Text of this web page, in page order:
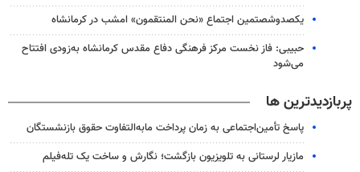
یکصدوشصتمین اجتماع «نحن المنتقمون» امشب در کرمانشاه
حبیبی: فاز نخست مرکز فرهنگی دفاع مقدس کرمانشاه به‌زودی افتتاح
می‌شود
پربازدیدترین ها
پاسخ تأمین‌اجتماعی به زمان پرداخت مابه‌التفاوت حقوق بازنشستگان
مازیار لرستانی به تلویزیون بازگشت؛ نگارش و ساخت یک تله‌فیلم